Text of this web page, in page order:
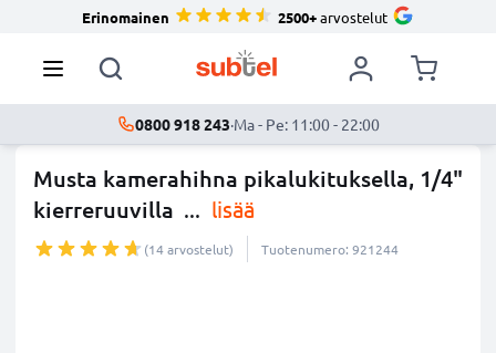
Erinomainen 2500+arvostelut
0800 918 243·Ma - Pe: 11:00 - 22:00
Musta kamerahihna pikalukituksella, 1/4"
kierreruuvilla ... lisää
(14 arvostelut) Tuotenumero: 921244